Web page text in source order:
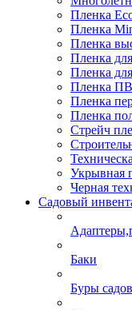
Пленка
Пленка
Пленка
Пленка
Пленка
Пленка
Пленка
Пленка
Стрейч
Укрывная
Черная
Садовый
Баки
Буры